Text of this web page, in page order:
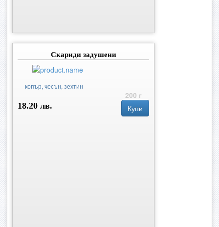
Скариди задушени
копър, чесън, зехтин
200 г
18.20 лв.
Купи